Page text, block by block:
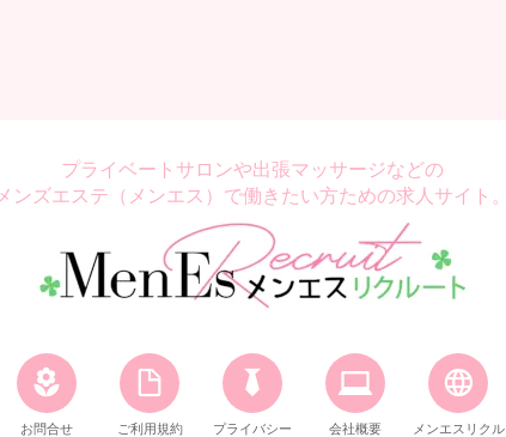
プライベートサロンや出張マッサージなどの
メンズエステ（メンエス）で働きたい方ための求人サイト。
お問合せ ご利用規約
プライバシー
会社概要
メンエスリクル